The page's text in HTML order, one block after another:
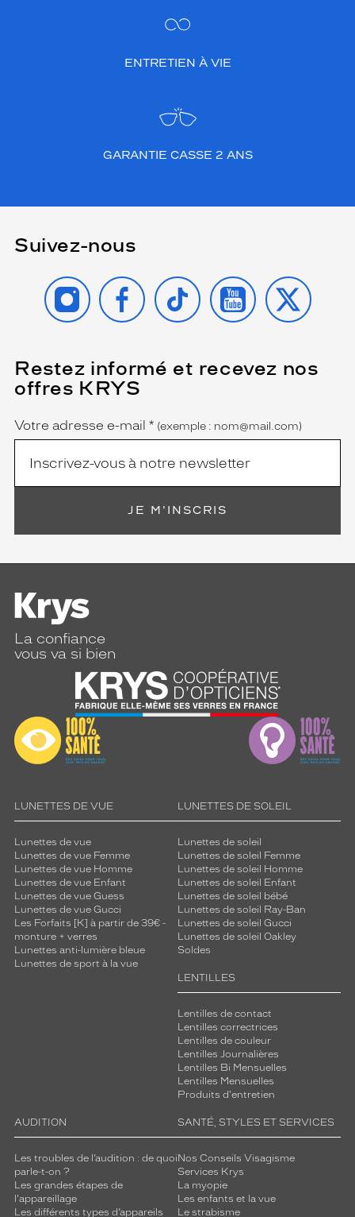
ENTRETIEN À VIE
GARANTIE CASSE 2 ANS
Suivez-nous
INSTAGRAMFACEBOOK
TIKTOK YOUTUBE
X
Restez informé et recevez nos
offres KRYS
Name
Votre adresse e-mail *
(Ce
champ
est
(exemple : nom@mail.com)
JE M'INSCRIS
La confiance
vous va si bien
LUNETTES DE VUE
Lunettes de vue
Lunettes de vue Femme
Lunettes de vue Homme
Lunettes de vue Enfant
Lunettes de vue Guess
Lunettes de vue Gucci
Les Forfaits [K] à partir de 39€ -
monture + verres
Lunettes anti-lumière bleue
Lunettes de sport à la vue
LUNETTES DE SOLEIL
Lunettes de soleil
Lunettes de soleil Femme
Lunettes de soleil Homme
Lunettes de soleil Enfant
Lunettes de soleil bébé
Lunettes de soleil Ray-Ban
Lunettes de soleil Gucci
Lunettes de soleil Oakley
Soldes
LENTILLES
Lentilles de contact
Lentilles correctrices
Lentilles de couleur
Lentilles Journalières
Lentilles Bi Mensuelles
Lentilles Mensuelles
Produits d'entretien
AUDITION
Les troubles de l’audition : de quoi
parle-t-on ?
Les grandes étapes de
l'appareillage
Les différents types d’appareils
SANTÉ, STYLES ET SERVICES
Nos Conseils Visagisme
Services Krys
La myopie
Les enfants et la vue
Le strabisme